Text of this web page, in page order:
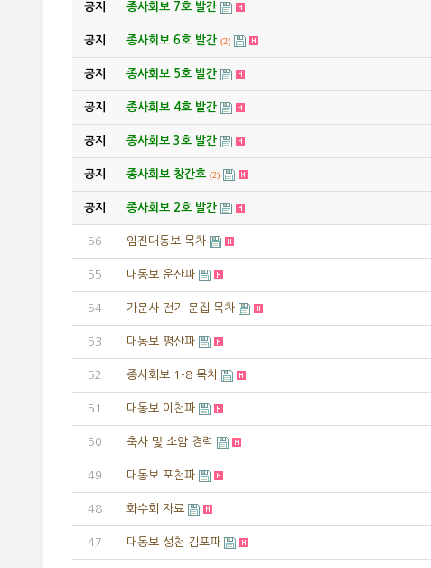
공지 종사회보 7호 발간
공지 종사회보 6호 발간 (2)
공지 종사회보 5호 발간
공지 종사회보 4호 발간
공지 종사회보 3호 발간
공지 종사회보 창간호 (2)
공지 종사회보 2호 발간
56 임진대동보 목차
55 대동보 운산파
54 가문사 전기 문집 목차
53 대동보 평산파
52 종사회보 1-8 목차
51 대동보 이천파
50 축사 및 소암 경력
49 대동보 포천파
48 화수회 자료
47 대동보 성천 김포파